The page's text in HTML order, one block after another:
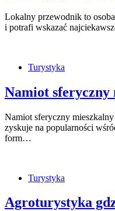
Lokalny przewodnik to
i potrafi wskazać
Turystyka
Namiot sferyczny
Namiot sferyczny
zyskuje na popularności
form…
Turystyka
Agroturystyka